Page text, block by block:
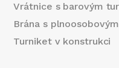
Vrátnice s barovým
Brána s
Turniket v konstrukci